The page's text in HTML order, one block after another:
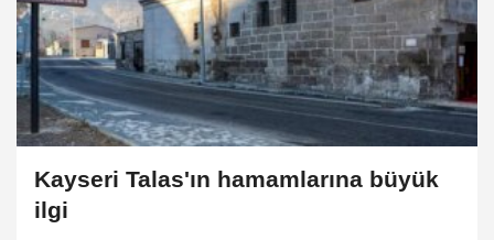
Kayseri Talas'ın hamamlarına büyük
ilgi